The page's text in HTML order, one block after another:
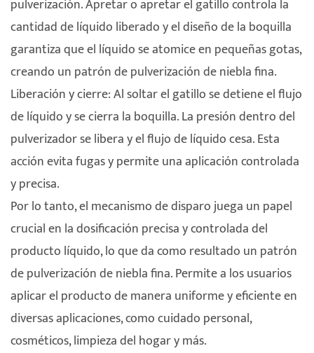
pulverización. Apretar o apretar el gatillo controla la
cantidad de líquido liberado y el diseño de la boquilla
garantiza que el líquido se atomice en pequeñas gotas,
creando un patrón de pulverización de niebla fina.
Liberación y cierre: Al soltar el gatillo se detiene el flujo
de líquido y se cierra la boquilla. La presión dentro del
pulverizador se libera y el flujo de líquido cesa. Esta
acción evita fugas y permite una aplicación controlada
y precisa.
Por lo tanto, el mecanismo de disparo juega un papel
crucial en la dosificación precisa y controlada del
producto líquido, lo que da como resultado un patrón
de pulverización de niebla fina. Permite a los usuarios
aplicar el producto de manera uniforme y eficiente en
diversas aplicaciones, como cuidado personal,
cosméticos, limpieza del hogar y más.